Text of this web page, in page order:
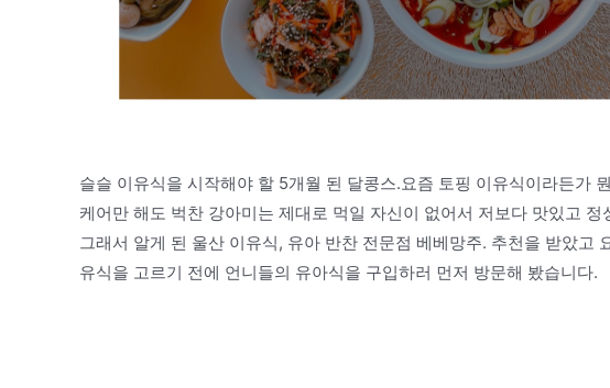
슬슬 이유식을 시작해야 할 5개월 된 달콩스.요즘 토핑 이유식이라든가
케어만 해도 벅찬 강아미는 제대로 먹일 자신이 없어서 저보다 맛있고
그래서 알게 된 울산 이유식, 유아 반찬 전문점 베베망주. 추천을 받았고
유식을 고르기 전에 언니들의 유아식을 구입하러 먼저 방문해 봤습니다.